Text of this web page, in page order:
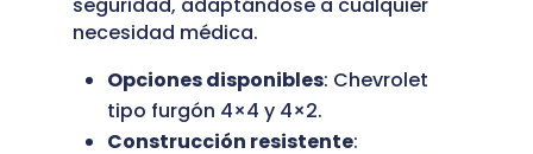
necesidad médica.
Opciones disponibles: Chevrolet
tipo furgón 4×4 y 4×2.
Construcción resistente: